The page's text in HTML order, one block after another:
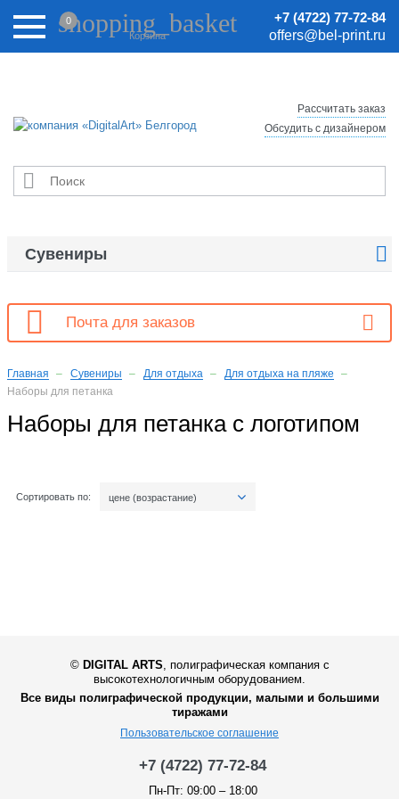
Внимание! Цены на сайте могут быть неактуальными.
Актуальные цены уточняйте у менеджеров.
+7 (4722) 77-72-84
offers@bel-print.ru
shopping_basket
Корзина
0

Рассчитать заказ
Обсудить с дизайнером
Сувениры 
 Почта для заказов
Главная Сувениры Для отдыха
Для отдыха на пляже
Наборы для петанка
Наборы для петанка с логотипом
Сортировать по: цене (возрастание)
© DIGITAL ARTS
полиграфическая компания с
высокотехнологичным оборудованием.
Все виды полиграфической продукции, малыми и большими
тиражами
Пользовательское соглашение
+7 (4722) 77-72-84
Пн-Пт: 09:00 – 18:00